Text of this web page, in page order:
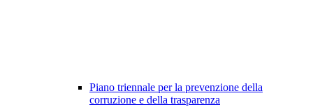
Piano triennale per la prevenzione della
corruzione e della trasparenza